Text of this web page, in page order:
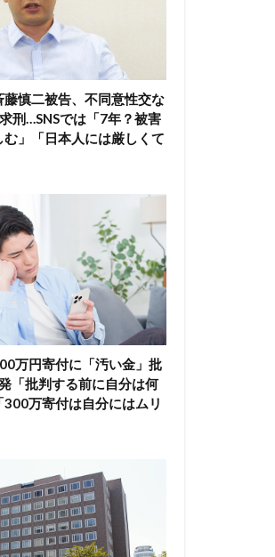
藤慎二被告、不同意性交な
刑…SNSでは「7年？被害
」「日本人には厳しくて
万円寄付に「汚い金」批
「批判する前に自分は何
万寄付は自分にはムリ